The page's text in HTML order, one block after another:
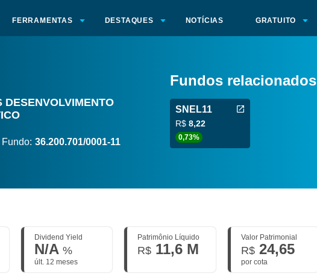
FERRAMENTAS DESTAQUES NOTÍCIAS GRATUITO
DESENVOLVIMENTO
36.200.701/0001-11
Fundos relacionados
SNEL11
R$ 8,22
0,73%
Dividend Yield
N/A %
últ. 12 meses
Patrimônio Líquido
R$ 11,6 M
Valor Patrimonial
R$24,65
por cota